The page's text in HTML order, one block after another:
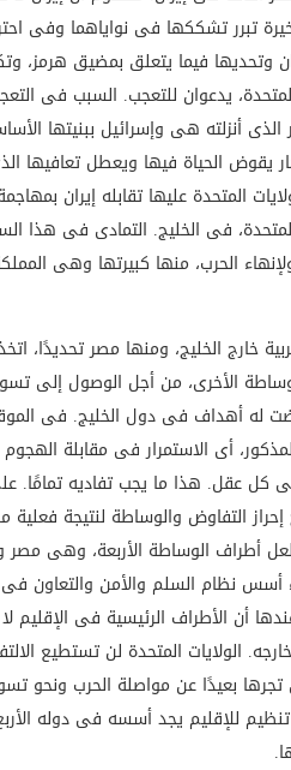
تبرر تشككها فى نواياهما وفى
وتحديها فيما يتعلق بمضيق هرمز،
يدعوان للتعجب. السبب فى
الذى أنزلته هى وإسرائيل ببنيتها
يقوض الحياة فيها ويعطل تعافيها
المتحدة عليها تقابله إيران
المتحدة، فى الخليج. التمادى فى هذا
الحرب، منها كبيرتها وهى
خارج الخليج، ومنها مصر
الأخرى، من أجل الوصول إلى
له أهداف فى دول الخليج. فى
أى الاستمرار فى مقابلة
كل عقل. هذا ما يجب تفاديه تمامًا.
إحراز التفاوض والوساطة لنتيجة
لعل أطراف الوساطة الأربعة، وهى
أسس نظام السلم والأمن والتعاون فى
أن الأطراف الرئيسية فى الإقليم
الولايات المتحدة لن تستطيع
تجرها بعيدًا عن مواصلة الحرب ونحو
للإقليم يجد أسسه فى دوله